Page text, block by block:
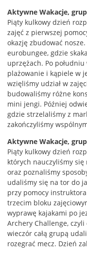
Aktywne Wakacje,
Piąty kulkowy dzień
zajęć z pierwszej
okazję zbudować
eurobungee, gdzie
uprzężach. Po
plażowanie i kąpiele w
wzięliśmy udział w
budowaliśmy różne
mini jengi. Później
gdzie strzelaliśmy z
zakończyliśmy
Aktywne Wakacje,
Piąty kulkowy dzień
których nauczyliśmy się
oraz poznaliśmy
udaliśmy się na tor do
przy pomocy
trzecim bloku
wyprawę kajakami po
Archery Challenge,
wieczór całą grupą
rozegrać mecz. Dzień